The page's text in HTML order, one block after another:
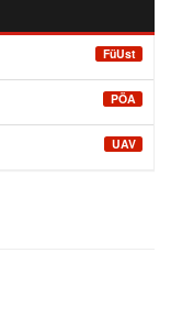
FüUst
PÖA
UAV